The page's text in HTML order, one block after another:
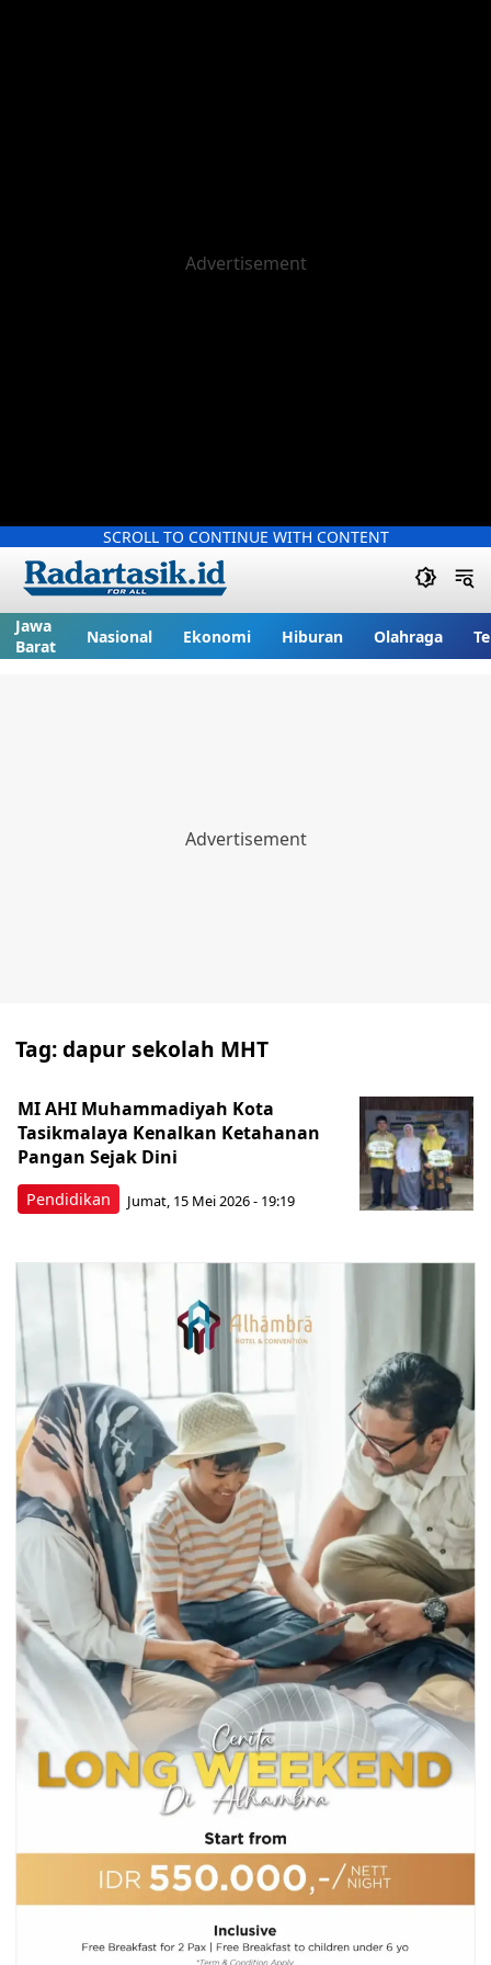
SCROLL TO CONTINUE WITH CONTENT
Jawa
Barat
Nasional Ekonomi Hiburan Olahraga
Tag:dapur sekolah MHT
Pendidikan
MI AHI Muhammadiyah Kota
Tasikmalaya Kenalkan Ketahanan
Pangan Sejak Dini
Jumat, 15 Mei 2026 - 19:19